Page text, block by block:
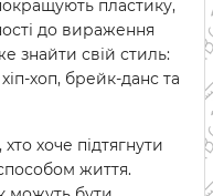
пластику,
до вираження
знайти свій стиль:
хоп, брейк-данс та
хоче підтягнути
життя.